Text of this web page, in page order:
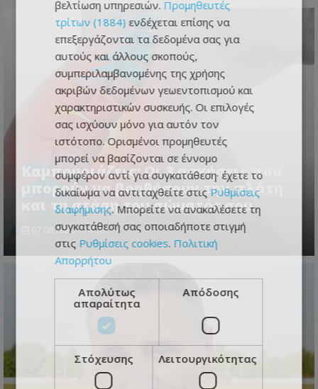
Καμπουριάζεις; Οι 3 ασκήσεις που
μπορούν να βοηθήσουν την πλάτη
και τη στάση του σώματός σου
07.08.2026 - 14:18
βελτίωση υπηρεσιών. Προμηθευτές
τρίτων (1884) ενδέχεται επίσης να
επεξεργάζονται τα δεδομένα σας για
αυτούς και άλλους σκοπούς,
συμπεριλαμβανομένης της χρήσης
ακριβών δεδομένων γεωεντοπισμού και
χαρακτηριστικών συσκευής. Οι επιλογές
σας ισχύουν μόνο για αυτόν τον
ιστότοπο. Ορισμένοι προμηθευτές
μπορεί να βασίζονται σε έννομο
συμφέρον αντί για συγκατάθεση· έχετε το
δικαίωμα να αντιταχθείτε στις Ρυθμίσεις
διαφήμισης. Μπορείτε να ανακαλέσετε τη
συγκατάθεσή σας οποιαδήποτε στιγμή
στις Ρυθμίσεις cookies. Πολιτική
Απορρήτου
Απολύτως
απαραίτητα
Απόδοσης
Στόχευσης Λειτουργικότητας